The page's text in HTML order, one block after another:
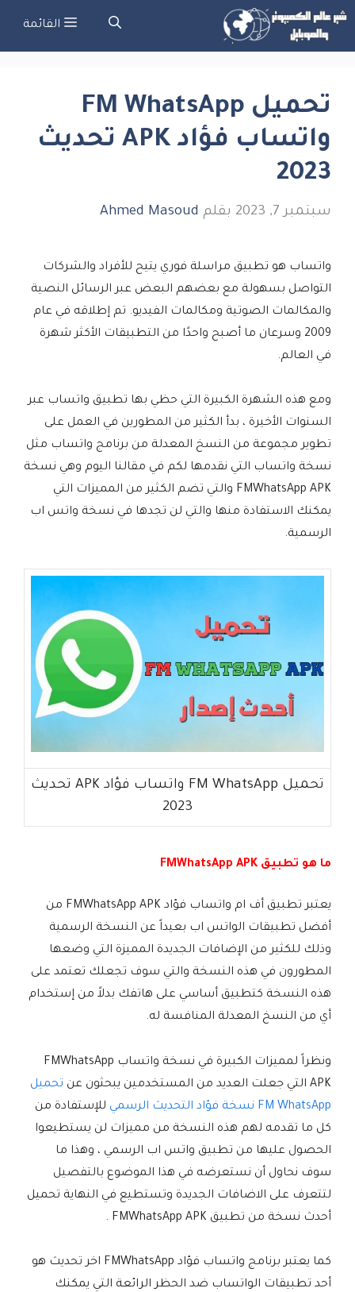
انتقل
المحتوى
القائمة
تحميل FM WhatsApp
واتساب فؤاد APK تحديث
2023
سبتمبر 7, 2023 بقلم Ahmed Masoud
واتساب هو تطبيق مراسلة فوري يتيح للأفراد والشركات
التواصل بسهولة مع بعضهم البعض عبر الرسائل النصية
والمكالمات الصوتية ومكالمات الفيديو. تم إطلاقه في عام
2009 وسرعان ما أصبح واحدًا من التطبيقات الأكثر شهرة
في العالم.
ومع هذه الشهرة الكبيرة التي حظي بها تطبيق واتساب عبر
السنوات الأخيرة ، بدأ الكثير من المطورين في العمل على
تطوير مجموعة من النسخ المعدلة من برنامج واتساب مثل
نسخة واتساب التي نقدمها لكم في مقالنا اليوم وهي نسخة
FMWhatsApp APK والتي تضم الكثير من المميزات التي
يمكنك الاستفادة منها والتي لن تجدها في نسخة واتس اب
الرسمية.
تحميل FM WhatsApp واتساب فؤاد APK تحديث
2023
ما هو تطبيق FMWhatsApp APK
يعتبر تطبيق أف ام واتساب فؤاد FMWhatsApp APK من
أفضل تطبيقات الواتس اب بعيداً عن النسخة الرسمية
وذلك للكثير من الإضافات الجديدة المميزة التي وضعها
المطورون في هذه النسخة والتي سوف تجعلك تعتمد على
هذه النسخة كتطبيق أساسي على هاتفك بدلاً من إستخدام
أي من النسخ المعدلة المنافسة له.
ونظراً لمميزات الكبيرة في نسخة واتساب FMWhatsApp
APK التي جعلت العديد من المستخدمين يبحثون عن
تحميل
FM WhatsApp نسخة فؤاد التحديث الرسمي
للإستفادة من
كل ما تقدمه لهم هذه النسخة من مميزات لن يستطيعوا
الحصول عليها من تطبيق واتس اب الرسمي ، وهذا ما
سوف نحاول أن نستعرضه في هذا الموضوع بالتفصيل
لتتعرف على الاضافات الجديدة وتستطيع في النهاية تحميل
أحدث نسخة من تطبيق FMWhatsApp APK .
كما يعتبر برنامج واتساب فؤاد FMWhatsApp اخر تحديث هو
أحد تطبيقات الواتساب ضد الحظر الرائعة التي يمكنك